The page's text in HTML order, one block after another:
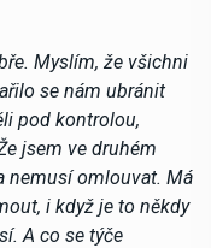
Myslím, že všichni
se nám ubránit
pod kontrolou,
jsem ve druhém
nemusí omlouvat. Má
i když je to někdy
A co se týče